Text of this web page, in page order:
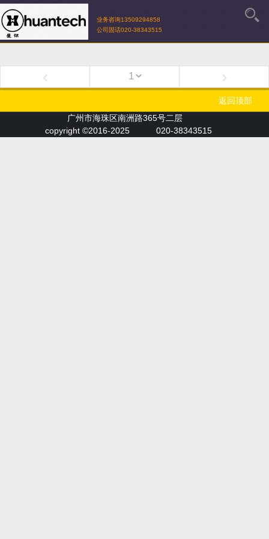
业务咨询13509294858
公司固话020-38343515
‹ ›
返回顶部
广州市海珠区南洲路365号二层
copyright ©2016-2025
020-38343515